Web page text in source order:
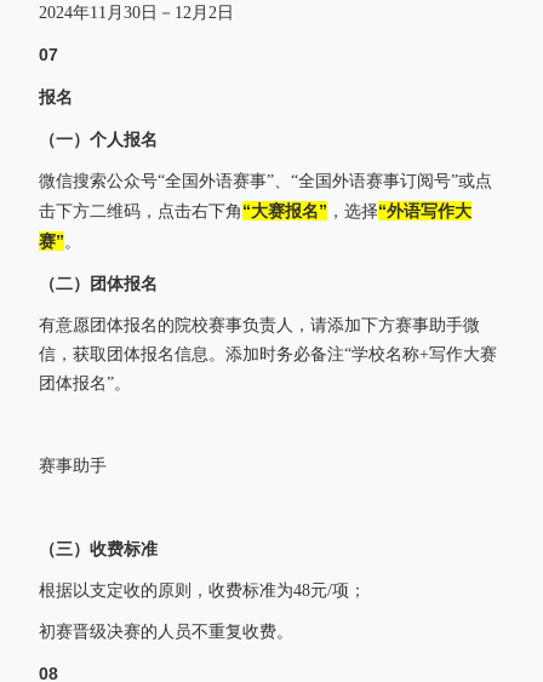
2024年11月30日－12月2日
07
报名
（一）个人报名
微信搜索公众号“全国外语赛事”、“全国外语赛事订阅号”或点
击下方二维码，点击右下角 “大赛报名” ，选择“外语写作大
赛” 。
（二）团体报名
有意愿团体报名的院校赛事负责人，请添加下方赛事助手微
信，获取团体报名信息。添加时务必备注“学校名称+写作大赛
团体报名”。
赛事助手
（三）收费标准
根据以支定收的原则，收费标准为48元/项；
初赛晋级决赛的人员不重复收费。
08